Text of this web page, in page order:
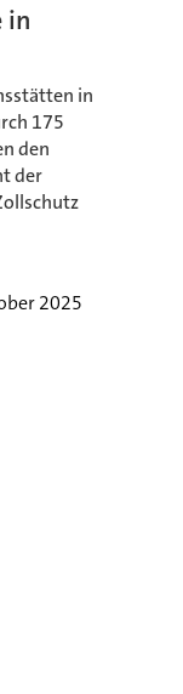
in
in
175
den
der
2025